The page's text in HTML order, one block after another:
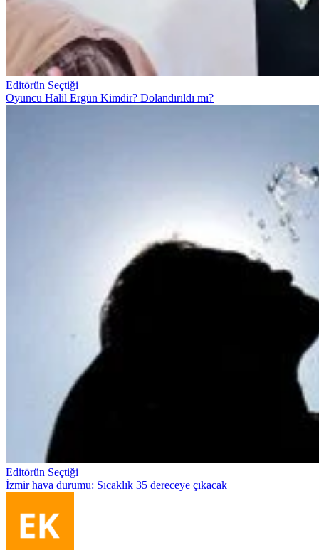
Editörün Seçtiği
Oyuncu Halil Ergün Kimdir? Dolandırıldı mı?
Editörün Seçtiği
İzmir hava durumu: Sıcaklık 35 dereceye çıkacak